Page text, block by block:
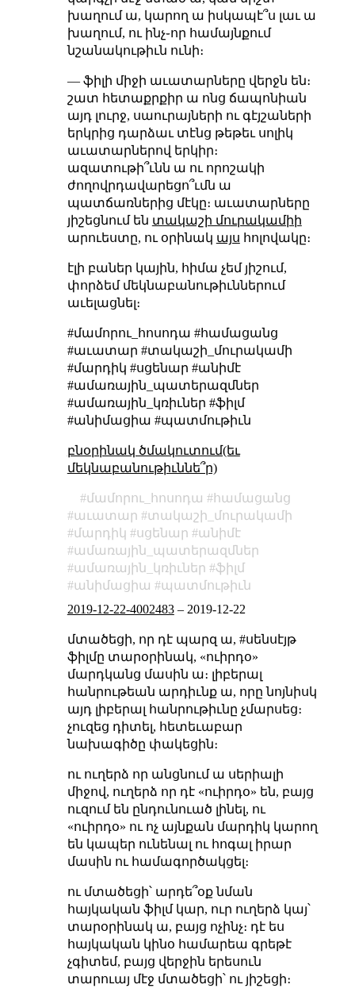
խաղում ա, կարող ա իսկապէ՞ս լաւ ա
խաղում, ու ինչ֊որ համայնքում
նշանակութիւն ունի։
— ֆիլի միջի աւատարները վերջն են։
շատ հետաքրքիր ա ոնց ճապոնիան
այդ լուրջ, սաուրայների ու գէյշաների
երկրից դարձաւ տէնց թեթեւ սոլիկ
աւատարներով երկիր։
ազատութի՞ւնն ա ու որոշակի
ժողովրդավարեցո՞ւմն ա
պատճառներից մէկը։ աւատարները
յիշեցնում են տակաշի մուրակամիի
արուեստը, ու օրինակ այս հոլովակը։
էլի բաներ կային, հիմա չեմ յիշում,
փորձեմ մեկնաբանութիւններում
աւելացնել։
#մամորու_հոսոդա #համացանց
#աւատար #տակաշի_մուրակամի
#մարդիկ #սցենար #անիմէ
#ամառային_պատերազմներ
#ամառային_կռիւներ #ֆիլմ
#անիմացիա #պատմութիւն
բնօրինակ ծմակուտում(եւ
մեկնաբանութիւննե՞ր)
մամորու_հոսոդա
համացանց
աւատար
տակաշի_մուրակամի
մարդիկ
սցենար
անիմէ
ամառային_պատերազմներ
ամառային_կռիւներ
ֆիլմ
անիմացիա
պատմութիւն
2019-12-22-4002483– 2019-12-22
մտածեցի, որ դէ պարզ ա, #սենսէյթ
ֆիլմը տարօրինակ, «ուիրդօ»
մարդկանց մասին ա։ լիբերալ
հանրութեան արդիւնք ա, որը նոյնիսկ
այդ լիբերալ հանրութիւնը չմարսեց։
չուզեց դիտել, հետեւաբար
նախագիծը փակեցին։
ու ուղերձ որ անցնում ա սերիալի
միջով, ուղերձ որ դէ «ուիրդօ» են, բայց
ուզում են ընդունուած լինել, ու
«ուիրդօ» ու ոչ այնքան մարդիկ կարող
են կապեր ունենալ ու հոգալ իրար
մասին ու համագործակցել։
ու մտածեցի՝ արդե՞օք նման
հայկական ֆիլմ կար, ուր ուղերձ կայ՝
տարօրինակ ա, բայց ոչինչ։ դէ ես
հայկական կինօ համարեա գրեթէ
չգիտեմ, բայց վերջին երեսուն
տարուայ մէջ մտածեցի՝ ու յիշեցի։